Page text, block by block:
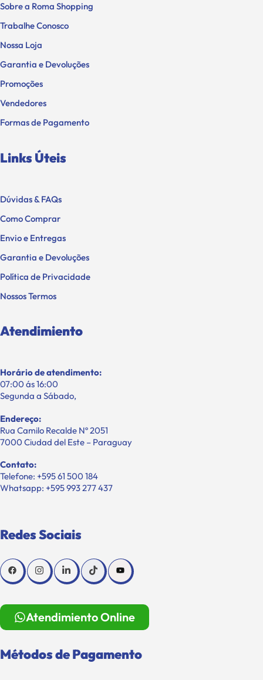
Sobre a Roma Shopping
Trabalhe Conosco
Nossa Loja
Garantia e Devoluções
Promoções
Vendedores
Formas de Pagamento
Links Úteis
Dúvidas & FAQs
Como Comprar
Envio e Entregas
Garantia e Devoluções
Política de Privacidade
Nossos Termos
Atendimiento
Horário de atendimento:
07:00 ás 16:00
Segunda a Sábado,
Endereço:
Rua Camilo Recalde Nº 2051
7000 Ciudad del Este – Paraguay
Contato:
Telefone: +595 61 500 184
Whatsapp: +595 993 277 437
Redes Sociais
Atendimiento Online
Métodos de Pagamento